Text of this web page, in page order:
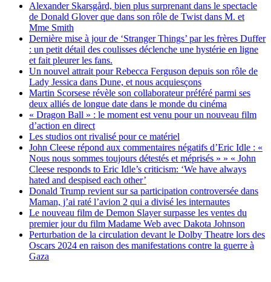
Alexander Skarsgård, bien plus surprenant dans le spectacle
de Donald Glover que dans son rôle de Twist dans M. et
Mme Smith
Dernière mise à jour de ‘Stranger Things’ par les frères Duffer
: un petit détail des coulisses déclenche une hystérie en ligne
et fait pleurer les fans.
Un nouvel attrait pour Rebecca Ferguson depuis son rôle de
Lady Jessica dans Dune, et nous acquiesçons
Martin Scorsese révèle son collaborateur préféré parmi ses
deux alliés de longue date dans le monde du cinéma
« Dragon Ball » : le moment est venu pour un nouveau film
d’action en direct
Les studios ont rivalisé pour ce matériel
John Cleese répond aux commentaires négatifs d’Eric Idle : «
Nous nous sommes toujours détestés et méprisés » » « John
Cleese responds to Eric Idle’s criticism: ‘We have always
hated and despised each other’
Donald Trump revient sur sa participation controversée dans
Maman, j’ai raté l’avion 2 qui a divisé les internautes
Le nouveau film de Demon Slayer surpasse les ventes du
premier jour du film Madame Web avec Dakota Johnson
Perturbation de la circulation devant le Dolby Theatre lors des
Oscars 2024 en raison des manifestations contre la guerre à
Gaza